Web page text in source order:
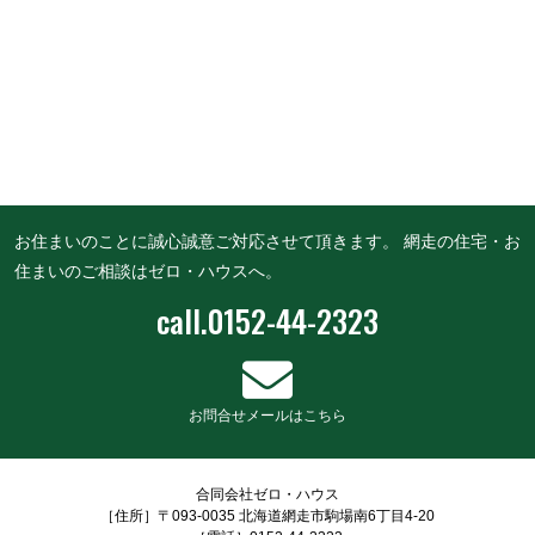
お住まいのことに誠心誠意ご対応させて頂きます。
網走の住宅・お
住まいのご相談はゼロ・ハウスへ。
call.0152-44-2323
お問合せメールはこちら
合同会社ゼロ・ハウス
［住所］〒093-0035 北海道網走市駒場南6丁目4-20